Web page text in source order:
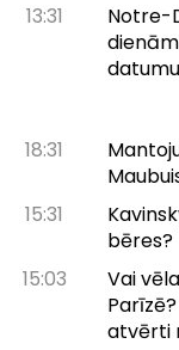
13:31
Notre-
18:31
15:31
bēres?
15:03
Vai
atvērti